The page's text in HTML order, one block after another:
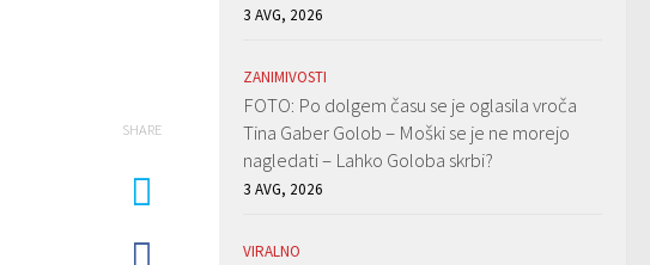
SHARE
3 AVG, 2026
ZANIMIVOSTI
FOTO: Po dolgem času se je oglasila vroča
Tina Gaber Golob – Moški se je ne morejo
nagledati – Lahko Goloba skrbi?
3 AVG, 2026
VIRALNO